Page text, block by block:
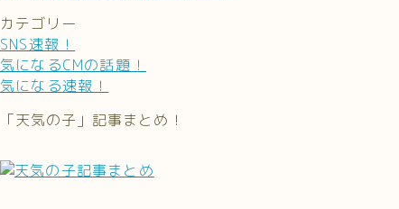
カテゴリー
SNS速報！
気になるCMの話題！
気になる速報！
「天気の子」記事まとめ！